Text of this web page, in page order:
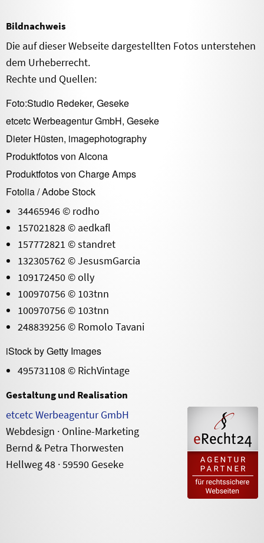
Bildnachweis
Die auf dieser Webseite dargestellten Fotos unterstehen
dem Urheberrecht.
Rechte und Quellen:
Foto:Studio Redeker, Geseke
etcetc Werbeagentur GmbH, Geseke
Dieter Hüsten, imagephotography
Produktfotos von Alcona
Produktfotos von Charge Amps
Fotolia / Adobe Stock
34465946 © rodho
157021828 © aedkafl
157772821 © standret
132305762 © JesusmGarcia
109172450 © olly
100970756 © 103tnn
100970756 © 103tnn
248839256 © Romolo Tavani
iStock by Getty Images
495731108 © RichVintage
Ge­staltung und Rea­li­sation
etcetc Werbeagentur GmbH
Webdesign · Online-Marketing
Bernd & Petra Thorwesten
Hellweg 48 · 59590 Geseke